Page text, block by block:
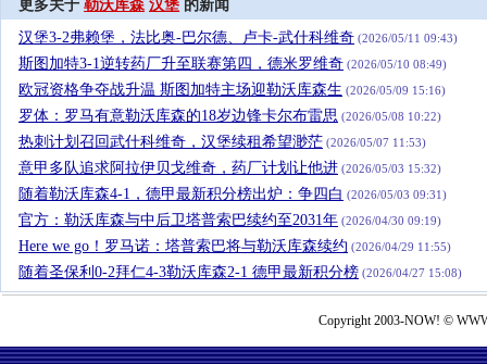
更多关于 勒沃库森 汉堡 的新闻
汉堡3-2弗赖堡，法比奥-巴尔德、卢卡-武什科维奇 (2026/05/11 09:43)
斯图加特3-1逆转药厂升至联赛第四，德米罗维奇 (2026/05/10 08:49)
欧冠资格争夺战升温 斯图加特主场迎勒沃库森生 (2026/05/09 15:16)
罗体：罗马有意勒沃库森的18岁边锋卡尔布雷思 (2026/05/08 10:22)
热刺计划召回武什科维奇，汉堡续租希望渺茫 (2026/05/07 11:53)
意甲多队追求阿拉伊贝戈维奇，药厂计划让他进 (2026/05/03 15:32)
随着勒沃库森4-1，德甲最新积分榜出炉：争四白 (2026/05/03 09:31)
官方：勒沃库森与中后卫塔普索巴续约至2031年 (2026/04/30 09:19)
Here we go！罗马诺：塔普索巴将与勒沃库森续约 (2026/04/29 11:55)
随着圣保利0-2拜仁4-3勒沃库森2-1 德甲最新积分榜 (2026/04/27 15:08)
Copyright 2003-NOW! ©